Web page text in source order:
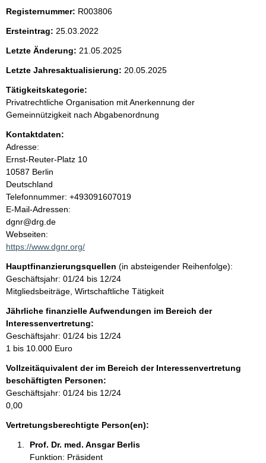
t
e
n
i
n
h
a
l
t
Registernummer: R003806
Ersteintrag: 25.03.2022
Letzte Änderung: 21.05.2025
Letzte Jahresaktualisierung: 20.05.2025
Tätigkeitskategorie:
Privatrechtliche Organisation mit Anerkennung der
Gemeinnützigkeit nach Abgabenordnung
Kontaktdaten:
Adresse:
Ernst-Reuter-Platz 10
10587 Berlin
Deutschland
K
o
n
t
a
t
i
n
f
o
r
m
t
i
o
n
e
Telefonnummer: +493091607019
E-Mail-Adressen:
dgnr@drg.de
Webseiten:
https://www.dgnr.org/
Hauptfinanzierungsquellen (in absteigender Reihenfolge):
Geschäftsjahr: 01/24 bis 12/24
Mitgliedsbeiträge, Wirtschaftliche Tätigkeit
Jährliche finanzielle Aufwendungen im Bereich der
Interessenvertretung:
Geschäftsjahr: 01/24 bis 12/24
1 bis 10.000 Euro
Vollzeitäquivalent der im Bereich der Interessenvertretung
beschäftigten Personen:
Geschäftsjahr: 01/24 bis 12/24
0,00
Vertretungsberechtigte Person(en):
Prof. Dr. med. Ansgar Berlis
Funktion: Präsident